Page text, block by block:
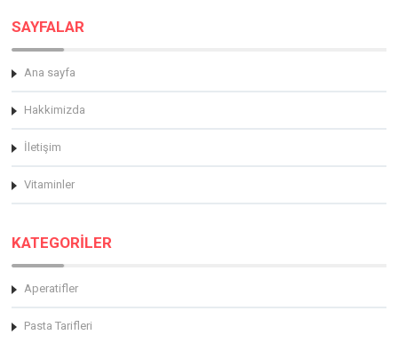
SAYFALAR
Ana sayfa
Hakkimizda
İletişim
Vitaminler
KATEGORİLER
Aperatifler
Pasta Tarifleri